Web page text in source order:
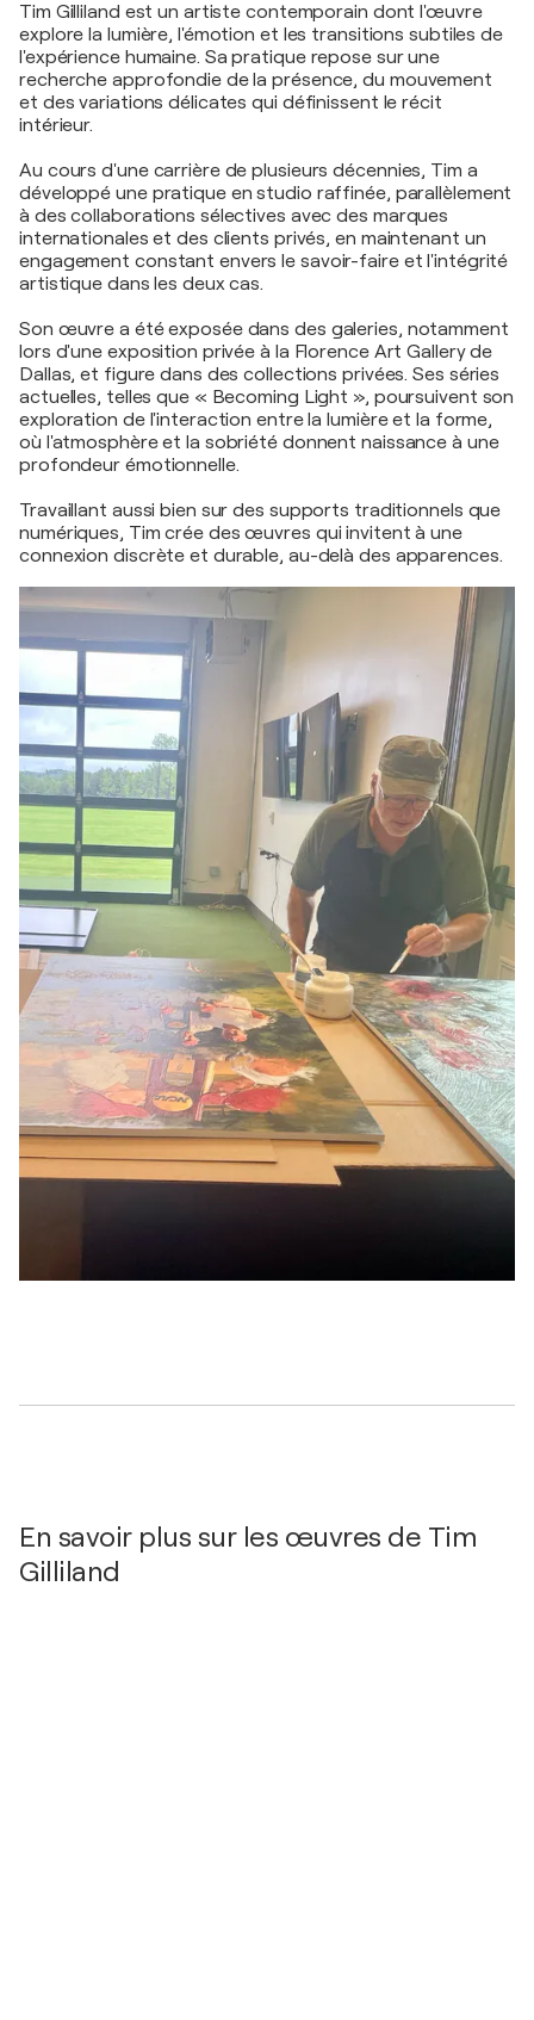
Tim Gilliland est un artiste contemporain dont l'œuvre
explore la lumière, l'émotion et les transitions subtiles de
l'expérience humaine. Sa pratique repose sur une
recherche approfondie de la présence, du mouvement
et des variations délicates qui définissent le récit
intérieur.
Au cours d'une carrière de plusieurs décennies, Tim a
développé une pratique en studio raffinée, parallèlement
à des collaborations sélectives avec des marques
internationales et des clients privés, en maintenant un
engagement constant envers le savoir-faire et l'intégrité
artistique dans les deux cas.
Son œuvre a été exposée dans des galeries, notamment
lors d'une exposition privée à la Florence Art Gallery de
Dallas, et figure dans des collections privées. Ses séries
actuelles, telles que « Becoming Light », poursuivent son
exploration de l'interaction entre la lumière et la forme,
où l'atmosphère et la sobriété donnent naissance à une
profondeur émotionnelle.
Travaillant aussi bien sur des supports traditionnels que
numériques, Tim crée des œuvres qui invitent à une
connexion discrète et durable, au-delà des apparences.
En savoir plus sur les œuvres de Tim
Gilliland